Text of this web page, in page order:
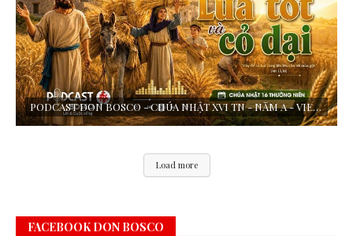
PODCAST DON BOSCO - CHÚA NHẬT XVI TN - NĂM A - VIE DON BOSCO THỰC HIỆN
Load more
FACEBOOK DON BOSCO